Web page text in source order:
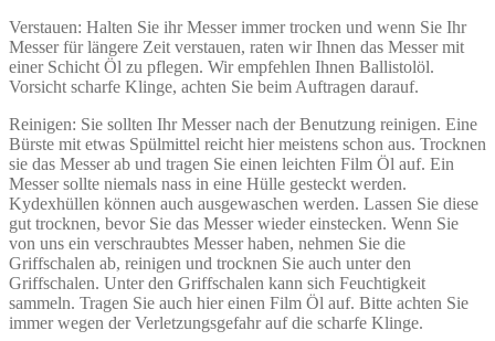
Verstauen: Halten Sie ihr Messer immer trocken und wenn Sie Ihr
Messer für längere Zeit verstauen, raten wir Ihnen das Messer mit
einer Schicht Öl zu pflegen. Wir empfehlen Ihnen Ballistolöl.
Vorsicht scharfe Klinge, achten Sie beim Auftragen darauf.
Reinigen: Sie sollten Ihr Messer nach der Benutzung reinigen. Eine
Bürste mit etwas Spülmittel reicht hier meistens schon aus. Trocknen
sie das Messer ab und tragen Sie einen leichten Film Öl auf. Ein
Messer sollte niemals nass in eine Hülle gesteckt werden.
Kydexhüllen können auch ausgewaschen werden. Lassen Sie diese
gut trocknen, bevor Sie das Messer wieder einstecken. Wenn Sie
von uns ein verschraubtes Messer haben, nehmen Sie die
Griffschalen ab, reinigen und trocknen Sie auch unter den
Griffschalen. Unter den Griffschalen kann sich Feuchtigkeit
sammeln. Tragen Sie auch hier einen Film Öl auf. Bitte achten Sie
immer wegen der Verletzungsgefahr auf die scharfe Klinge.